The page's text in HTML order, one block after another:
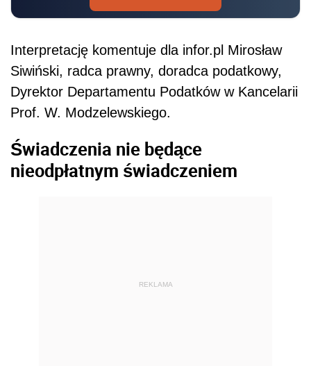
Interpretację komentuje dla infor.pl Mirosław
Siwiński, radca prawny, doradca podatkowy,
Dyrektor Departamentu Podatków w Kancelarii
Prof. W. Modzelewskiego.
Świadczenia nie będące
nieodpłatnym świadczeniem
REKLAMA